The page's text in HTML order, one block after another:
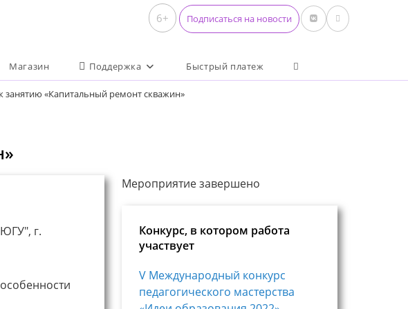
6+ Подписаться на новости
Магазин Поддержка Быстрый платеж Переключить поиск по
занятию «Капитальный ремонт скважин»
г.
Мероприятие завершено
Конкурс, в котором работа
участвует
V Международный конкурс
педагогического мастерства